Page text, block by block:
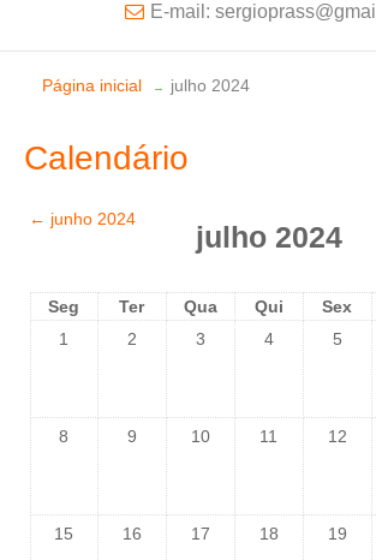
E-mail:
Página inicial → julho 2024
Calendário
← junho 2024
julho 2024
Seg Ter Qua Qui Sex
1
2 3 4 5
8 9 10 11 12
15 16 17 18 19